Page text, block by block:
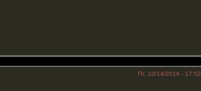
Пт, 10/14/2016 - 17:52